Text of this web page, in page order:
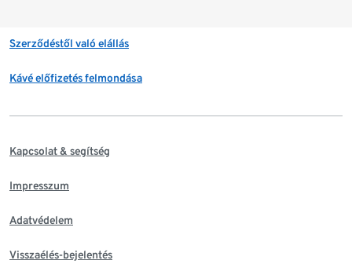
Szerződéstől való elállás
Kávé előfizetés felmondása
Kapcsolat & segítség
Impresszum
Adatvédelem
Visszaélés-bejelentés